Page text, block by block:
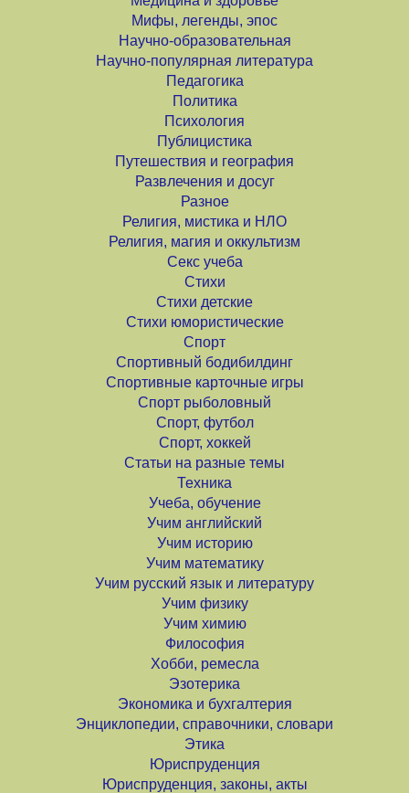
Мифы, легенды, эпос
Научно-образовательная
Научно-популярная литература
Педагогика
Политика
Психология
Публицистика
Путешествия и география
Развлечения и досуг
Разное
Религия, мистика и НЛО
Религия, магия и оккультизм
Секс учеба
Стихи
Стихи детские
Стихи юмористические
Спорт
Спортивный бодибилдинг
Спортивные карточные игры
Спорт рыболовный
Спорт, футбол
Спорт, хоккей
Статьи на разные темы
Техника
Учеба, обучение
Учим английский
Учим историю
Учим математику
Учим русский язык и литературу
Учим физику
Учим химию
Философия
Хобби, ремесла
Эзотерика
Экономика и бухгалтерия
Энциклопедии, справочники, словари
Этика
Юриспруденция
Юриспруденция, законы, акты